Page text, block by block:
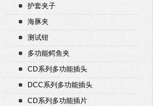
护套夹子
海豚夹
测试钳
多功能鳄鱼夹
CD系列多功能插头
DCC系列多功能插头
CD系列多功能插片